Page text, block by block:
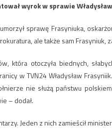
wyrok w sprawie
sprawę Frasyniuka,
ale także sam Frasyniuk,
która otoczyła biednych,
w TVN24 Władysław
nie służą państwu
– dodał.
Jeden z nich zamieścił